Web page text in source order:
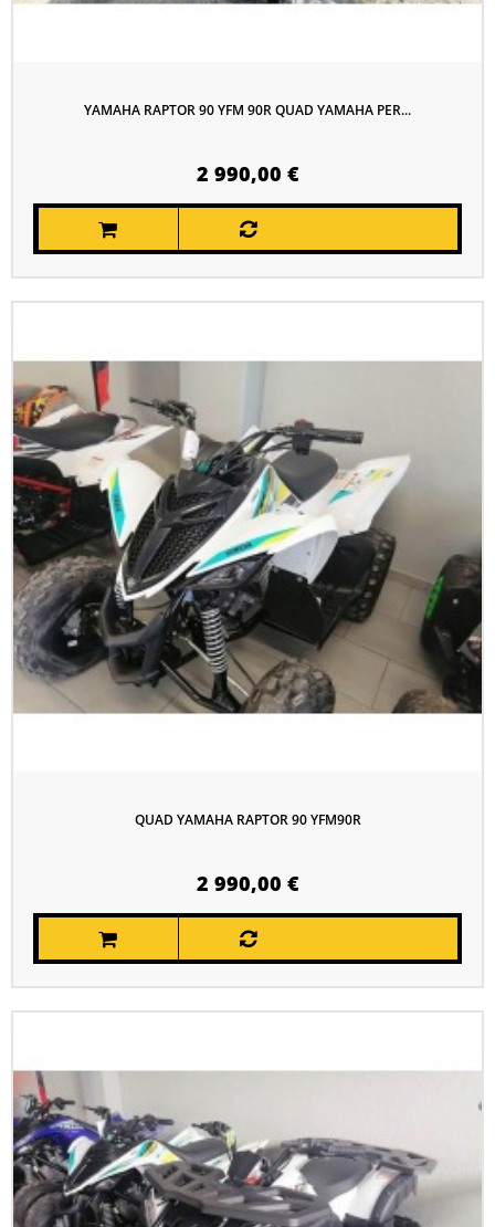
YAMAHA RAPTOR 90 YFM 90R QUAD YAMAHA PER...
2 990,00 €
QUAD YAMAHA RAPTOR 90 YFM90R
2 990,00 €